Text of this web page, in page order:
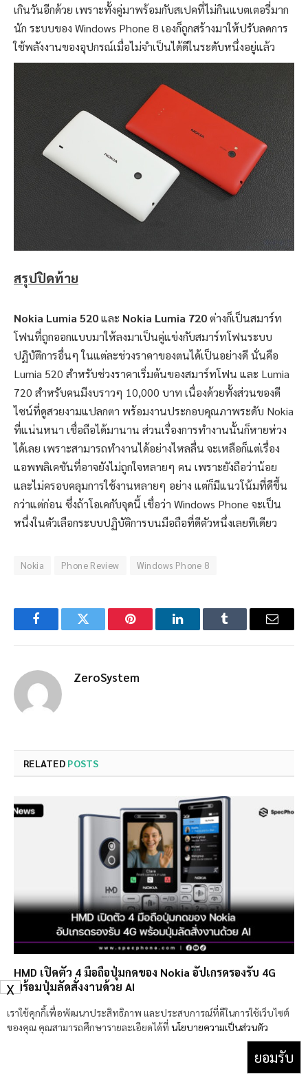
เกินวันอีกด้วย เพราะทั้งคู่มาพร้อมกับสเปคที่ไม่กินแบตเตอรี่มาก
นัก ระบบของ Windows Phone 8 เองก็ถูกสร้างมาให้ปรับลดการ
ใช้พลังงานของอุปกรณ์เมื่อไม่จำเป็นได้ดีในระดับหนึ่งอยู่แล้ว
สรุปปิดท้าย
Nokia Lumia 520และ Nokia Lumia 720ต่างก็เป็นสมาร์ท
โฟนที่ถูกออกแบบมาให้ลงมาเป็นคู่แข่งกับสมาร์ทโฟนระบบ
ปฏิบัติการอื่นๆ ในแต่ละช่วงราคาของตนได้เป็นอย่างดี นั่นคือ
Lumia 520 สำหรับช่วงราคาเริ่มต้นของสมาร์ทโฟน และ Lumia
720 สำหรับคนมีงบราวๆ 10,000 บาท เนื่องด้วยทั้งส่วนของดี
ไซน์ที่ดูสวยงามแปลกตา พร้อมงานประกอบคุณภาพระดับ Nokia
ที่แน่นหนา เชื่อถือได้มานาน ส่วนเรื่องการทำงานนั้นก็หายห่วง
ได้เลย เพราะสามารถทำงานได้อย่างไหลลื่น จะเหลือก็แต่เรื่อง
แอพพลิเคชันที่อาจยังไม่ถูกใจหลายๆ คน เพราะยังถือว่าน้อย
และไม่ครอบคลุมการใช้งานหลายๆ อย่าง แต่ก็มีแนวโน้มที่ดีขึ้น
กว่าแต่ก่อน ซึ่งถ้าโอเคกับจุดนี้ เชื่อว่า Windows Phone จะเป็น
หนึ่งในตัวเลือกระบบปฏิบัติการบนมือถือที่ดีตัวหนึ่งเลยทีเดียว
Nokia Phone Review Windows Phone 8
FacebookTwitter Pinterest LinkedInTumblr Email
ZeroSystem
RELATED POSTS
HMD เปิดตัว 4 มือถือปุ่มกดของ Nokia อัปเกรดรองรับ 4G
พร้อมปุ่มลัดสั่งงานด้วย AI
6 กรกฎาคม 2026
เราใช้คุกกี้เพื่อพัฒนาประสิทธิภาพ และประสบการณ์ที่ดีในการใช้เว็บไซต์
ของคุณ คุณสามารถศึกษารายละเอียดได้ที่ นโยบายความเป็นส่วนตัว
ยอมรับ
X